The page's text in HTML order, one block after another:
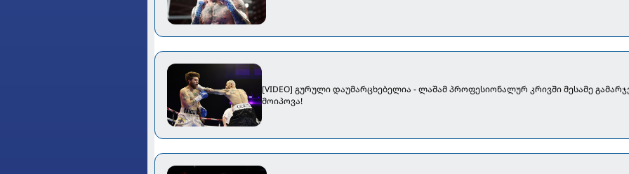
[VIDEO] გურული დაუმარცხებელია - ლაშამ პროფესიონალურ კრივში მესამე
მოიპოვა!